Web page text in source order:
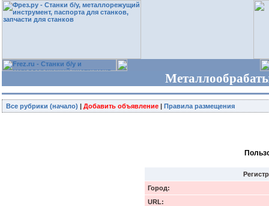
Все рубрики (начало) | Добавить объявление | Правила размещения
Город:
URL: